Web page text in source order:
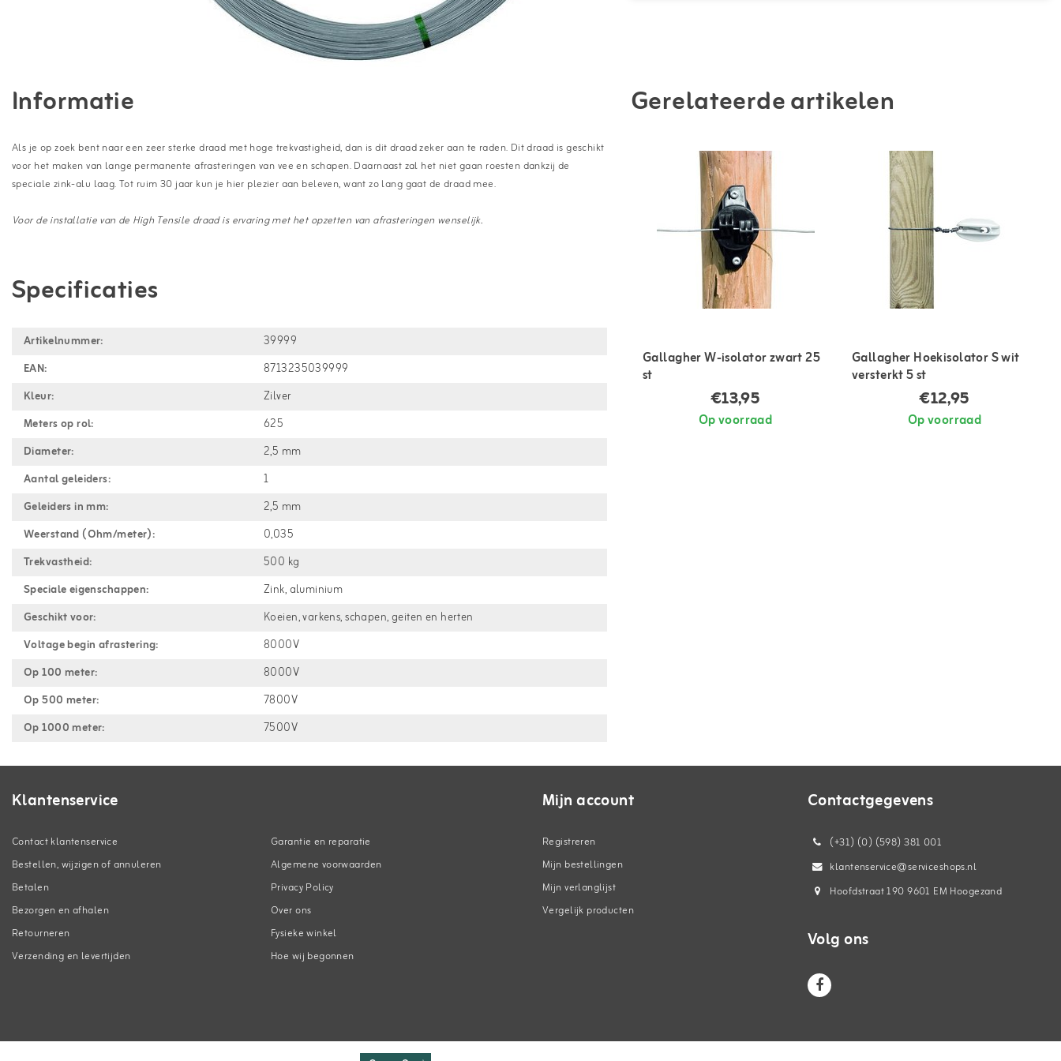
Informatie
Als je op zoek bent naar een zeer sterke draad met hoge trekvastigheid, dan is dit draad zeker aan te raden. Dit draad is geschikt
voor het maken van lange permanente afrasteringen van vee en schapen. Daarnaast zal het niet gaan roesten dankzij de
speciale zink-alu laag. Tot ruim 30 jaar kun je hier plezier aan beleven, want zo lang gaat de draad mee.
Voor de installatie van de High Tensile draad is ervaring met het opzetten van afrasteringen wenselijk.
Specificaties
Artikelnummer:
39999
EAN:
8713235039999
Kleur:
Zilver
Meters op rol:
625
Diameter:
2,5 mm
Aantal geleiders:
1
Geleiders in mm:
2,5 mm
Weerstand (Ohm/meter):
0,035
Trekvastheid:
500 kg
Speciale eigenschappen:
Zink, aluminium
Geschikt voor:
Koeien, varkens, schapen, geiten en herten
Voltage begin afrastering:
8000V
Op 100 meter:
8000V
Op 500 meter:
7800V
Op 1000 meter:
7500V
Gerelateerde artikelen
Gallagher W-isolator zwart 25
st
€13,95
Op voorraad
Gallagher Hoekisolator S wit
versterkt 5 st
€12,95
Op voorraad
Klantenservice
Contact klantenservice
Bestellen, wijzigen of annuleren
Betalen
Bezorgen en afhalen
Retourneren
Verzending en levertijden
Garantie en reparatie
Algemene voorwaarden
Privacy Policy
Over ons
Fysieke winkel
Hoe wij begonnen
Mijn account
Registreren
Mijn bestellingen
Mijn verlanglijst
Vergelijk producten
Contactgegevens
(+31) (0) (598) 381 001
klantenservice@serviceshops.nl
Hoofdstraat 190 9601 EM Hoogezand
Volg ons